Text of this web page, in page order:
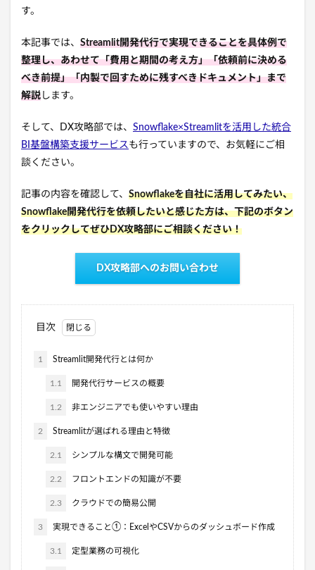
す。
本記事では、 Streamlit開発代行で実現できることを具体例で
整理し、あわせて「費用と期間の考え方」「依頼前に決める
べき前提」「内製で回すために残すべきドキュメント」まで
解説 します。
そして、DX攻略部では、 Snowflake×Streamlitを活用した統合
BI基盤構築支援サービスも行っていますので、お気軽にご相
談ください。
記事の内容を確認して、 Snowflakeを自社に活用してみたい、
Snowflake開発代行を依頼したいと感じた方は、下記のボタン
をクリックしてぜひDX攻略部にご相談ください！
DX攻略部へのお問い合わせ
目次
1 Streamlit開発代行とは何か
1.1 開発代行サービスの概要
1.2 非エンジニアでも使いやすい理由
2 Streamlitが選ばれる理由と特徴
2.1 シンプルな構文で開発可能
2.2 フロントエンドの知識が不要
2.3 クラウドでの簡易公開
3 実現できること①：ExcelやCSVからのダッシュボード作成
3.1 定型業務の可視化